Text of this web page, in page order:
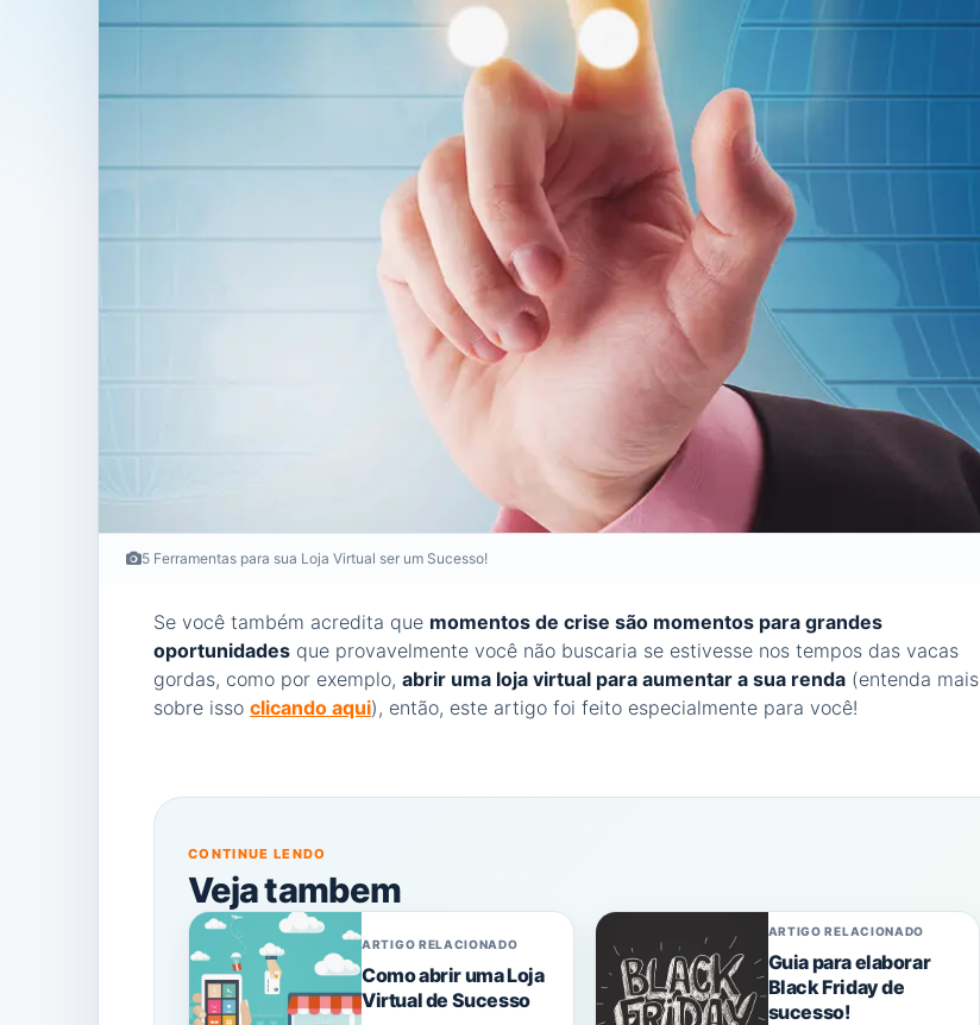
5 Ferramentas para sua Loja Virtual ser um Sucesso!
Se você também acredita que momentos de crise são momentos para grandes
oportunidades que provavelmente você não buscaria se estivesse nos tempos das vacas
gordas, como por exemplo, abrir uma loja virtual para aumentar a sua renda (entenda mais
sobre isso clicando aqui), então, este artigo foi feito especialmente para você!
CONTINUE LENDO
Veja tambem
ARTIGO RELACIONADO
Como abrir uma Loja
Virtual de Sucesso
ARTIGO RELACIONADO
Guia para elaborar
Black Friday de
sucesso!